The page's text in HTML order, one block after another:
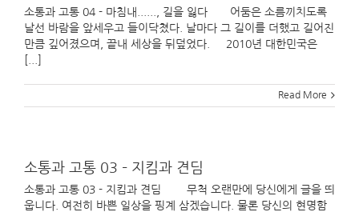
소통과 고통 04 - 마침내......, 길을 잃다 어둠은 소름끼치도록
날선 바람을 앞세우고 들이닥쳤다. 날마다 그 길이를 더했고 길어진
만큼 깊어졌으며, 끝내 세상을 뒤덮었다. 2010년 대한민국은
Read More
소통과 고통 03 – 지킴과 견딤
소통과 고통 03 - 지킴과 견딤 무척 오랜만에 당신에게 글을 띄
웁니다. 여전히 바쁜 일상을 핑계 삼겠습니다. 물론 당신의 현명함